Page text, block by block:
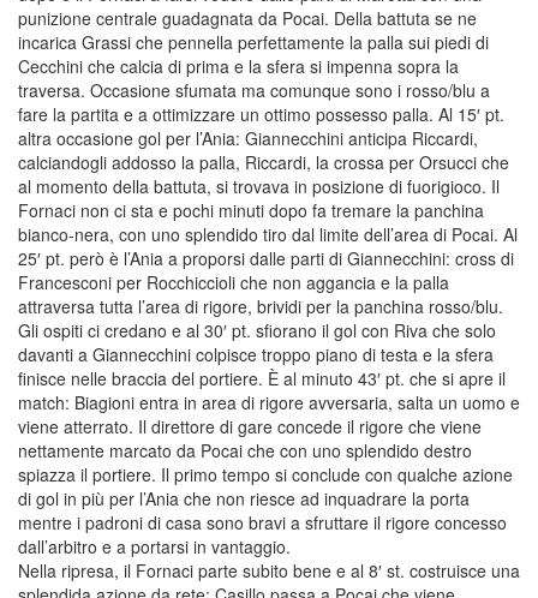
punizione centrale guadagnata da Pocai. Della battuta se ne
incarica Grassi che pennella perfettamente la palla sui piedi di
Cecchini che calcia di prima e la sfera si impenna sopra la
traversa. Occasione sfumata ma comunque sono i rosso/blu a
fare la partita e a ottimizzare un ottimo possesso palla. Al 15′ pt.
altra occasione gol per l’Ania: Giannecchini anticipa Riccardi,
calciandogli addosso la palla, Riccardi, la crossa per Orsucci che
al momento della battuta, si trovava in posizione di fuorigioco. Il
Fornaci non ci sta e pochi minuti dopo fa tremare la panchina
bianco-nera, con uno splendido tiro dal limite dell’area di Pocai. Al
25′ pt. però è l’Ania a proporsi dalle parti di Giannecchini: cross di
Francesconi per Rocchiccioli che non aggancia e la palla
attraversa tutta l’area di rigore, brividi per la panchina rosso/blu.
Gli ospiti ci credano e al 30′ pt. sfiorano il gol con Riva che solo
davanti a Giannecchini colpisce troppo piano di testa e la sfera
finisce nelle braccia del portiere. È al minuto 43′ pt. che si apre il
match: Biagioni entra in area di rigore avversaria, salta un uomo e
viene atterrato. Il direttore di gare concede il rigore che viene
nettamente marcato da Pocai che con uno splendido destro
spiazza il portiere. Il primo tempo si conclude con qualche azione
di gol in più per l’Ania che non riesce ad inquadrare la porta
mentre i padroni di casa sono bravi a sfruttare il rigore concesso
dall’arbitro e a portarsi in vantaggio.
Nella ripresa, il Fornaci parte subito bene e al 8′ st. costruisce una